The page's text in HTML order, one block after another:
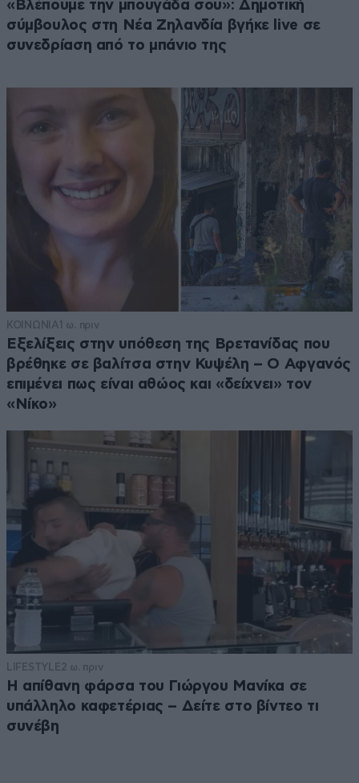
«Βλέπουμε την μπουγάδα σου»: Δημοτική
σύμβουλος στη Νέα Ζηλανδία βγήκε live σε
συνεδρίαση από το μπάνιο της
ΚΟΙΝΩΝΙΑ1 ω. πριν
Εξελίξεις στην υπόθεση της Βρετανίδας που
βρέθηκε σε βαλίτσα στην Κυψέλη – Ο Αφγανός
επιμένει πως είναι αθώος και «δείχνει» τον
«Νίκο»
LIFESTYLE2 ω. πριν
Η απίθανη φάρσα του Γιώργου Μανίκα σε
υπάλληλο καφετέριας – Δείτε στο βίντεο τι
συνέβη